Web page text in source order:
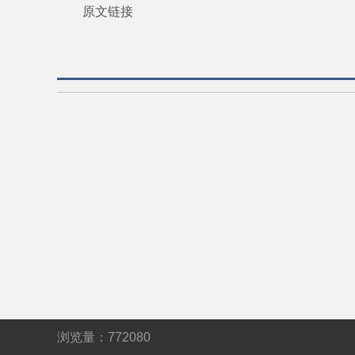
原文链接
浏览量： 772080